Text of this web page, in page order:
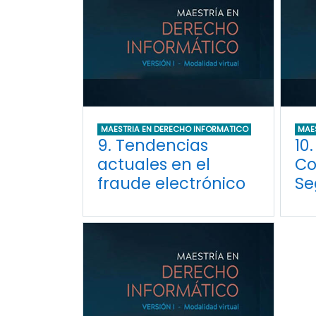
MAESTRIA EN DERECHO INFORMATICO
9. Tendencias
actuales en el
fraude electrónico